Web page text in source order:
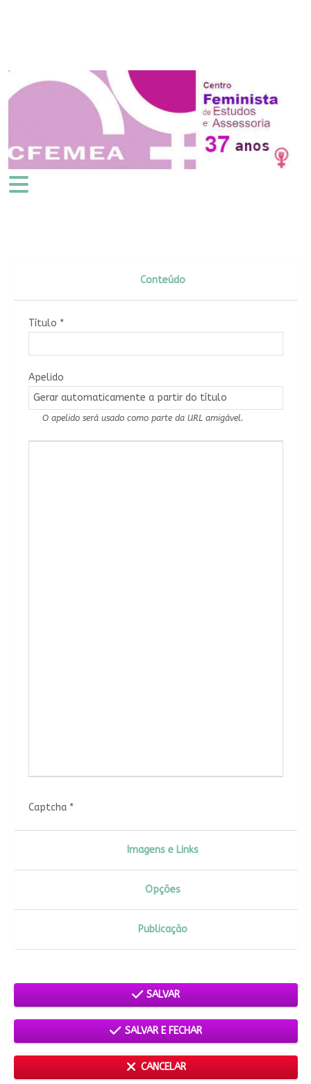
Conteúdo
Título *
Apelido
O apelido será usado como parte da URL amigável.
Captcha*
Imagens e Links
Opções
Publicação
SALVAR
SALVAR E FECHAR
CANCELAR